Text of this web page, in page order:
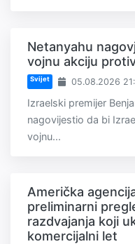
Netanyahu
vojnu akciju
Svijet 05.08.2026
Izraelski premijer
nagovijestio da bi
vojnu...
Američka
preliminarni
razdvajanja koji
komercijalni let